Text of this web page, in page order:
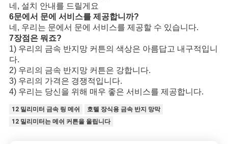
네, 설치 안내를 드릴게요
6문에서 문에 서비스를 제공합니까?
네, 우리는 문에서 문에 서비스를 제공할 수 있습니다.
7장점은 뭐죠?
1) 우리의 금속 반지망 커튼의 색상은 아름답고 내구적입니
다.
2) 우리의 금속 반지망 커튼은 강합니다.
3) 우리의 가격은 경쟁적입니다.
4) 우리는 당신을 위해 매우 좋은 서비스를 제공합니다.
12 밀리미터 금속 링 메쉬
호텔 장식용 금속 반지 망막
12 밀리미터는 메쉬 커튼을 울립니다